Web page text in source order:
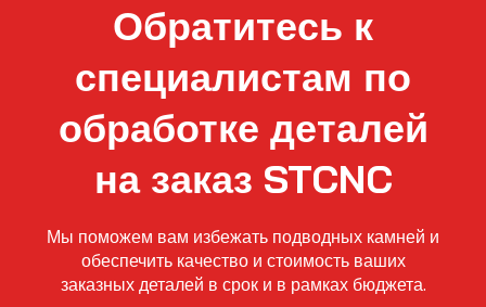
Обратитесь к
специалистам по
обработке деталей
на заказ STCNC
Мы поможем вам избежать подводных камней и
обеспечить качество и стоимость ваших
заказных деталей в срок и в рамках бюджета.